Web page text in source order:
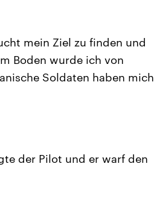
mein Ziel zu finden und
Boden wurde ich von
Soldaten haben mich
der Pilot und er warf den